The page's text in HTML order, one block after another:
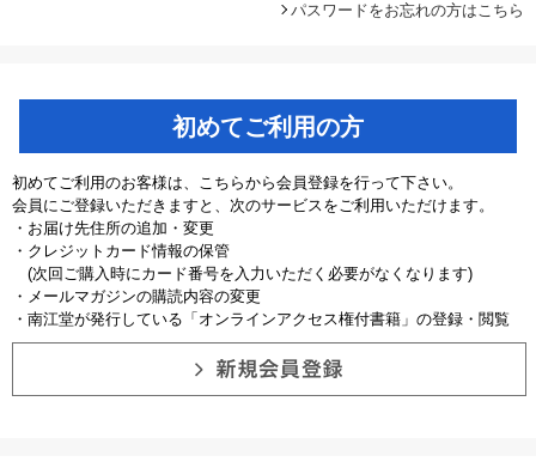
パスワードをお忘れの方はこちら
初めてご利用の方
初めてご利用のお客様は、こちらから会員登録を行って下さい。
会員にご登録いただきますと、次のサービスをご利用いただけます。
・お届け先住所の追加・変更
・クレジットカード情報の保管
(次回ご購入時にカード番号を入力いただく必要がなくなります)
・メールマガジンの購読内容の変更
・南江堂が発行している「オンラインアクセス権付書籍」の登録・閲覧